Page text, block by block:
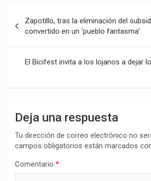
de
entradas
Zapotillo, tras la eliminación del
convertido en un ‘pueblo fantasma’
El Bicifest invita a los lojanos a dejar
Deja una respuesta
Tu dirección de correo electrónico no
campos obligatorios están marcados
Comentario *